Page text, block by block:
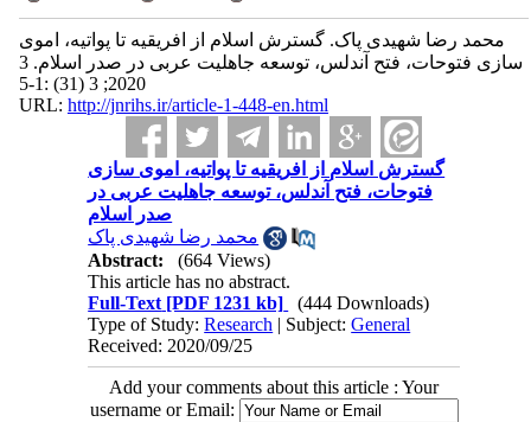
محمد رضا شهیدی پاک. گسترش اسلام از افریقیه تا پواتیه، اموی
سازی فتوحات، فتح آندلس، توسعه جاهلیت عربی در صدر اسلام. 3
2020; 3 (31) :1-5
URL: http://jnrihs.ir/article-1-448-en.html
گسترش اسلام از افریقیه تا پواتیه، اموی سازی
فتوحات، فتح آندلس، توسعه جاهلیت عربی در
صدر اسلام
محمد رضا شهیدی پاک
Abstract:
(664 Views)
This article has no abstract.
Full-Text [PDF 1231 kb]
(444 Downloads)
Type of Study:Research | Subject:General
Received: 2020/09/25
Add your comments about this article : Your
username or Email: